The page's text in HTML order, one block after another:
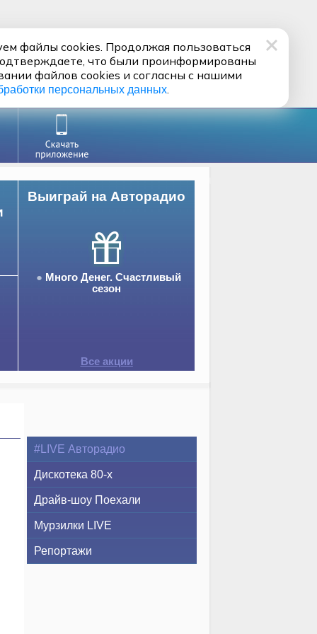
Выиграй на Авторадио
Много Денег. Счастливый
сезон
Все акции
#LIVE Авторадио
Дискотека 80-х
Драйв-шоу Поехали
Мурзилки LIVE
Репортажи
файлы cookies. Продолжая пользоваться
что были проинформированы
файлов cookies и согласны с нашими
персональных данных.